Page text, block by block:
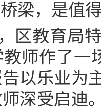
梁，是值
区教育局
师作了一
以乐业为
深受启迪